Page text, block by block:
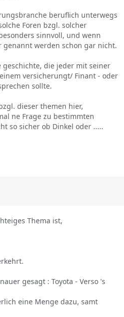
beruflich unterwegs
Foren bzgl. solcher
sinnvoll, und wenn
werden schon gar nicht.
die jeder mit seiner
versicherungt/ Finant - oder
sollte.
dieser themen hier,
ne Frage zu bestimmten
so sicher ob Dinkel oder .....
Thema ist,
gesagt : Toyota - Verso 's
eine Menge dazu, samt